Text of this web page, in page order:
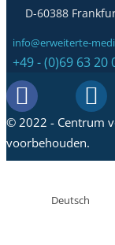
D-60388
info@erweiterte-
+49 - (0)69 63 20
© 2022 - Centrum
voorbehouden.
Deutsch